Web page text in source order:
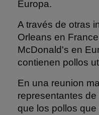
Europa.
A través de otras
Orleans en
McDonald's en
contienen pollos
En una reunion
representantes
que los pollos